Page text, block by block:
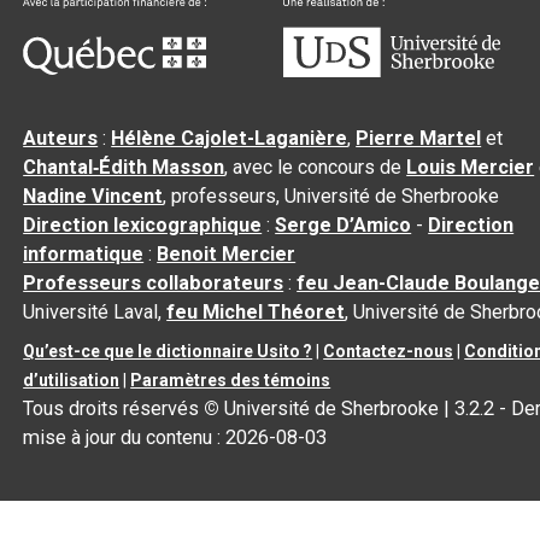
Auteurs : Hélène Cajolet-Laganière, Pierre Martel et
Chantal‑Édith Masson, avec le concours de Louis Mercier
Nadine Vincent, professeurs, Université de Sherbrooke
Direction lexicographique :Serge D’Amico - Direction
informatique : Benoit Mercier
Professeurs collaborateurs :feu Jean-Claude
Université Laval,feu Michel Théoret, Université de
Qu’est-ce que le dictionnaire Usito ? Contactez-nous
d’utilisation
Paramètres des témoins
Tous droits réservés © Université de Sherbrooke |3.2.2 -
mise à jour du contenu :2026-08-03